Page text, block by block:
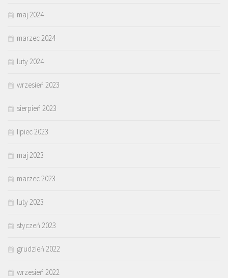
maj 2024
marzec 2024
luty 2024
wrzesień 2023
sierpień 2023
lipiec 2023
maj 2023
marzec 2023
luty 2023
styczeń 2023
grudzień 2022
wrzesień 2022